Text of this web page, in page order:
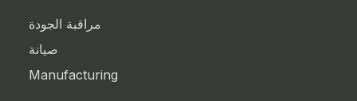
مراقبة الجودة
صيانة
Manufacturing